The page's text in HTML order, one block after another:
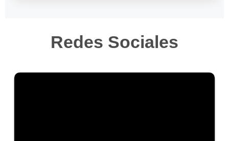
Redes Sociales